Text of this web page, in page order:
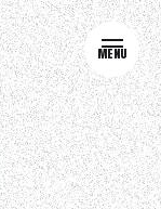
MENU